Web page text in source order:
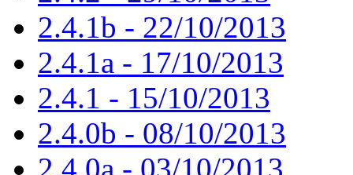
2.4.1b - 22/10/2013
2.4.1a - 17/10/2013
2.4.1 - 15/10/2013
2.4.0b - 08/10/2013
2.4.0a - 03/10/2013